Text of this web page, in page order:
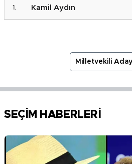
Kamil Aydın
Milletvekili
SEÇİM HABERLERİ